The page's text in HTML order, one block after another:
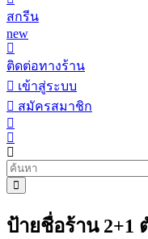
สกรีน
new
ติดต่อทางร้าน
เข้าสู่ระบบ
สมัครสมาชิก
ป้ายชื่อร้าน 2+1